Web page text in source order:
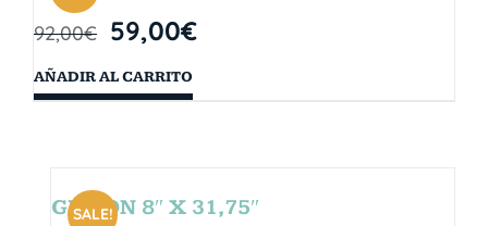
92,00€ 59,00€
AÑADIR AL CARRITO
SALE!
GIBSON 8″ X 31,75″